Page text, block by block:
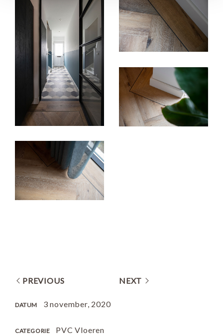
PREVIOUS NEXT
DATUM 3 november, 2020
CATEGORIE PVC Vloeren